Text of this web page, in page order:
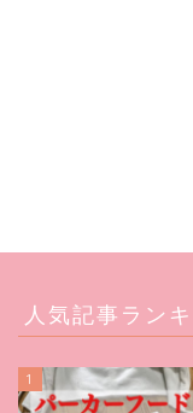
人気記事ラン
1